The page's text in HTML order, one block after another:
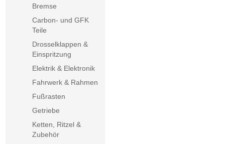
Bremse
Carbon- und GFK
Teile
Drosselklappen &
Einspritzung
Elektrik & Elektronik
Fahrwerk & Rahmen
Fußrasten
Getriebe
Ketten, Ritzel &
Zubehör